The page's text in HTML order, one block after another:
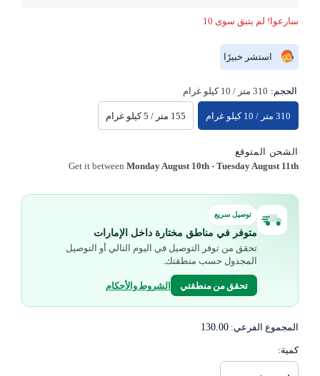
سارعوا! لم يتبق سوى 10
استشر خبيرًا
الحجم: 310 متر / 10 كيلو غرام
310 متر / 10 كيلو غرام 155 متر / 5 كيلو غرام
الشحن المتوقع
Get it betweenMonday August 10th -Tuesday August 11th
توصيل سريع
متوفر في مناطق مختارة داخل الإمارات
تحقق من توفر التوصيل في اليوم التالي أو التوصيل
المجدول حسب منطقتك.
تحقق من منطقتي الشروط والأحكام
المجموع الفرعي: 130.00
كمية: